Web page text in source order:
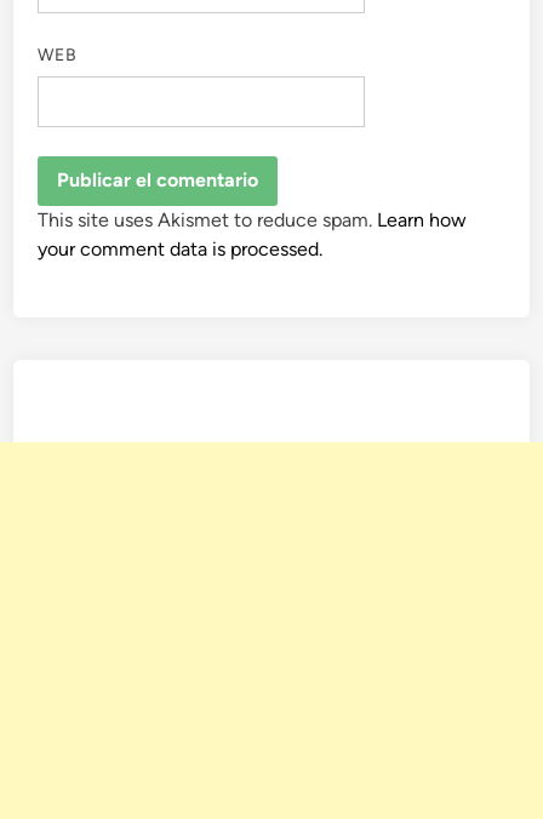
WEB
This site uses Akismet to reduce spam. Learn how
your comment data is processed.